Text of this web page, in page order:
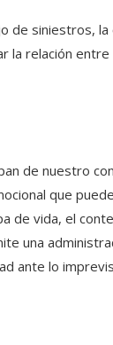
de siniestros, la
la relación
de nuestro
que
de vida, el
una
ante lo